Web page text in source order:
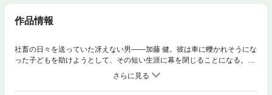
作品情報
社畜の日々を送っていた冴えない男――加藤 健。彼は車に轢かれそうにな
った子どもを助けようとして、その短い生涯に幕を閉じることになる。し
かし死んだはずの自分が目を覚ますとそこは真っ白な空間で、女神を名乗
る銀髪美女――ソフィーリアと出会う。彼女から転生とスキルについて説
明を受けるが、ついつい説明そっちのけで一目ぼれした女神を口説いてし